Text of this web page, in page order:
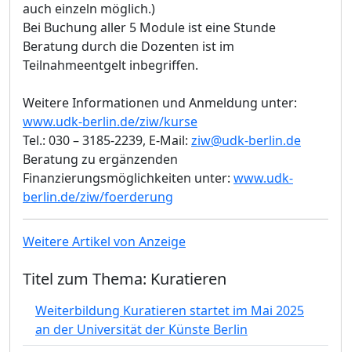
auch einzeln möglich.)
Bei Buchung aller 5 Module ist eine Stunde
Beratung durch die Dozenten ist im
Teilnahmeentgelt inbegriffen.
Weitere Informationen und Anmeldung unter:
www.udk-berlin.de/ziw/kurse
Tel.: 030 – 3185-2239, E-Mail: ziw@udk-berlin.de
Beratung zu ergänzenden
Finanzierungsmöglichkeiten unter: www.udk-
berlin.de/ziw/foerderung
Weitere Artikel von Anzeige
Titel zum Thema: Kuratieren
Weiterbildung Kuratieren startet im Mai 2025
an der Universität der Künste Berlin